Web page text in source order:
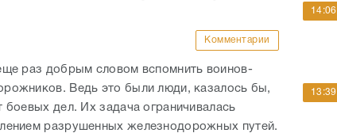
Комментарии
раз добрым словом вспомнить воинов-
Ведь это были люди, казалось бы,
боевых дел. Их задача ограничивалась
разрушенных железнодорожных путей.
14:06
13:39